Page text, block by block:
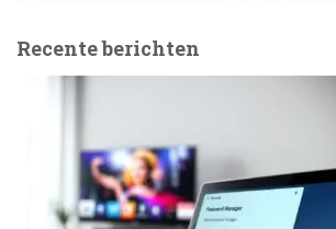
Recente berichten